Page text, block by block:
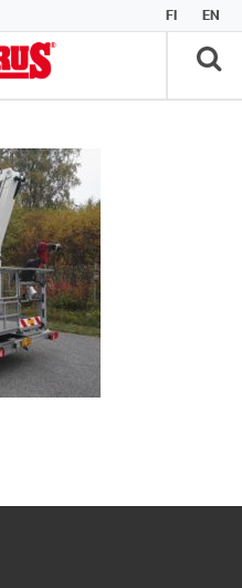
FI EN